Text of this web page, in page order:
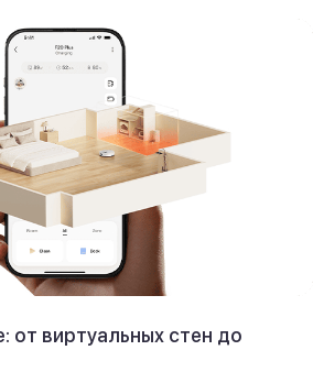
от виртуальных стен до